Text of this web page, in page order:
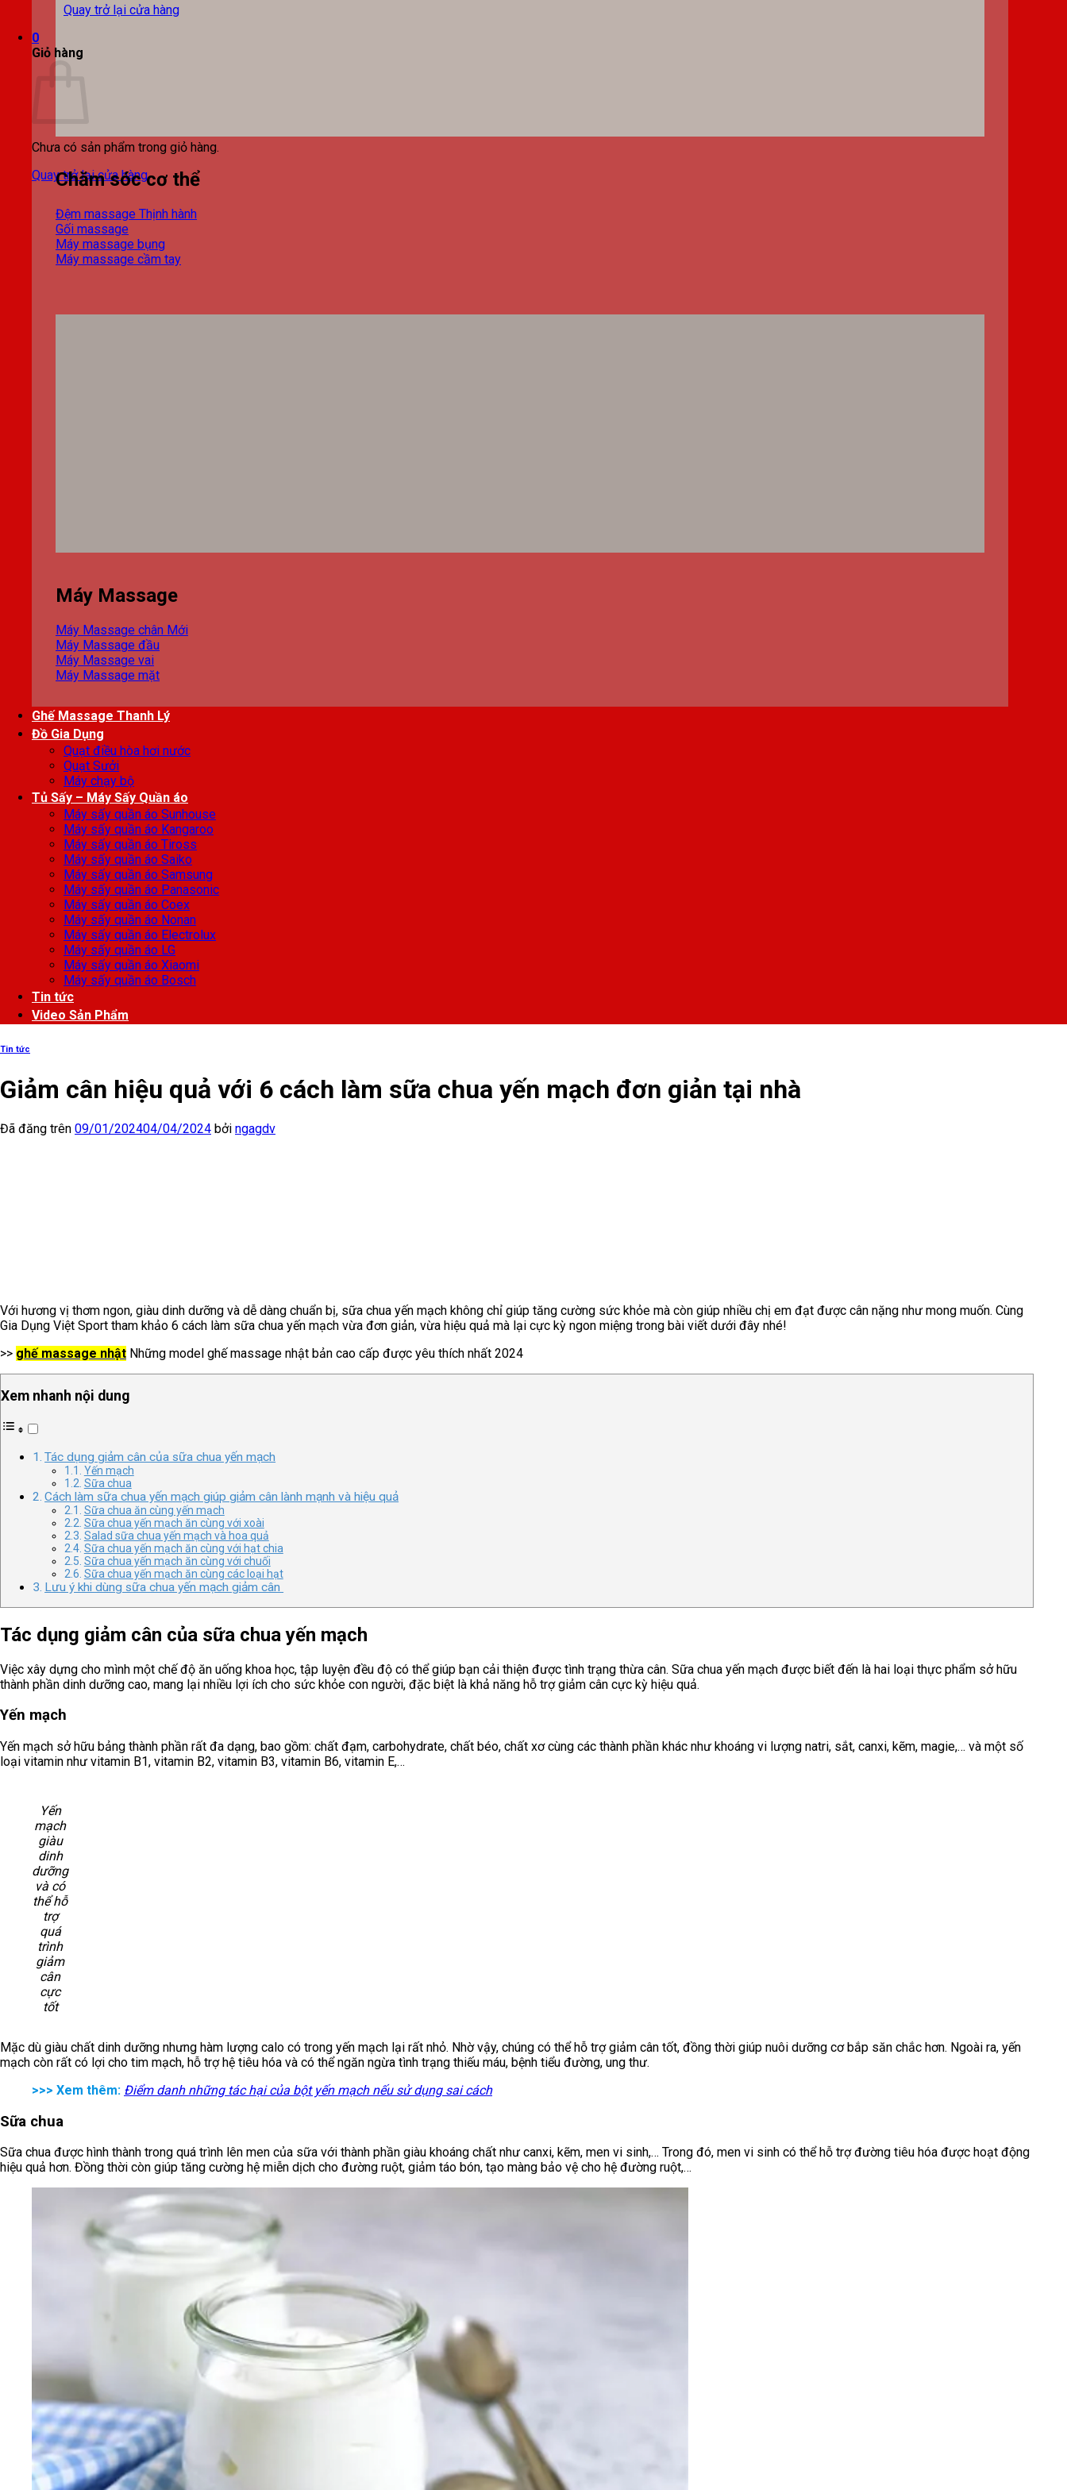
Quay trở lại cửa hàng
0
Giỏ hàng
Chưa có sản phẩm trong giỏ hàng.
Quay trở lại cửa hàng
Chăm sóc cơ thể
Đệm massage
Gối massage
Máy massage bụng
Máy massage cầm tay
Máy Massage
Máy Massage chân
Máy Massage đầu
Máy Massage vai
Máy Massage mặt
Ghế Massage Thanh Lý
Đồ Gia Dụng
Quạt điều hòa hơi nước
Quạt Sưởi
Máy chạy bộ
Tủ Sấy – Máy Sấy Quần áo
Máy sấy quần áo Sunhouse
Máy sấy quần áo Kangaroo
Máy sấy quần áo Tiross
Máy sấy quần áo Saiko
Máy sấy quần áo Samsung
Máy sấy quần áo Panasonic
Máy sấy quần áo Coex
Máy sấy quần áo Nonan
Máy sấy quần áo Electrolux
Máy sấy quần áo LG
Máy sấy quần áo Xiaomi
Máy sấy quần áo Bosch
Tin tức
Video Sản Phẩm
Tin tức
Giảm cân hiệu quả với 6 cách làm sữa chua yến mạch đơn giản tại nhà
Đã đăng trên 09/01/202404/04/2024 bởi ngagdv
Với hương vị thơm ngon, giàu dinh dưỡng và dễ dàng chuẩn bị, sữa chua yến mạch không chỉ giúp tăng cường sức khỏe mà còn giúp nhiều chị em đạt được cân nặng như mong muốn. Cùng
Gia Dụng Việt Sport tham khảo 6 cách làm sữa chua yến mạch vừa đơn giản, vừa hiệu quả mà lại cực kỳ ngon miệng trong bài viết dưới đây nhé!
>> ghế massage nhật Những model ghế massage nhật bản cao cấp được yêu thích nhất 2024
Xem nhanh nội dung
Tác dụng giảm cân của sữa chua yến mạch
Yến mạch
Sữa chua
Cách làm sữa chua yến mạch giúp giảm cân lành mạnh và hiệu quả
Sữa chua ăn cùng yến mạch
Sữa chua yến mạch ăn cùng với xoài
Salad sữa chua yến mạch và hoa quả
Sữa chua yến mạch ăn cùng với hạt chia
Sữa chua yến mạch ăn cùng với chuối
Sữa chua yến mạch ăn cùng các loại hạt
Lưu ý khi dùng sữa chua yến mạch giảm cân
Tác dụng giảm cân của sữa chua yến mạch
Việc xây dựng cho mình một chế độ ăn uống khoa học, tập luyện đều độ có thể giúp bạn cải thiện được tình trạng thừa cân. Sữa chua yến mạch được biết đến là hai loại thực phẩm sở hữu
thành phần dinh dưỡng cao, mang lại nhiều lợi ích cho sức khỏe con người, đặc biệt là khả năng hỗ trợ giảm cân cực kỳ hiệu quả.
Yến mạch
Yến mạch sở hữu bảng thành phần rất đa dạng, bao gồm: chất đạm, carbohydrate, chất béo, chất xơ cùng các thành phần khác như khoáng vi lượng natri, sắt, canxi, kẽm, magie,… và một số
loại vitamin như vitamin B1, vitamin B2, vitamin B3, vitamin B6, vitamin E,…
Yến
mạch
giàu
dinh
dưỡng
và có
thể hỗ
trợ
quá
trình
giảm
cân
cực
tốt
Mặc dù giàu chất dinh dưỡng nhưng hàm lượng calo có trong yến mạch lại rất nhỏ. Nhờ vậy, chúng có thể hỗ trợ giảm cân tốt, đồng thời giúp nuôi dưỡng cơ bắp săn chắc hơn. Ngoài ra, yến
mạch còn rất có lợi cho tim mạch, hỗ trợ hệ tiêu hóa và có thể ngăn ngừa tình trạng thiếu máu, bệnh tiểu đường, ung thư.
>>> Xem thêm: Điểm danh những tác hại của bột yến mạch nếu sử dụng sai cách
Sữa chua
Sữa chua được hình thành trong quá trình lên men của sữa với thành phần giàu khoáng chất như canxi, kẽm, men vi sinh,… Trong đó, men vi sinh có thể hỗ trợ đường tiêu hóa được hoạt động
hiệu quả hơn. Đồng thời còn giúp tăng cường hệ miễn dịch cho đường ruột, giảm táo bón, tạo màng bảo vệ cho hệ đường ruột,…